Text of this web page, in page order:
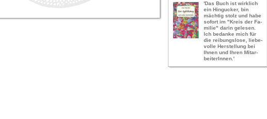
'Das Buch ist wirk­lich
ein Hin­gu­cker, bin
mäch­tig stolz und habe
so­fort im "Kreis der Fa­
mi­lie" darin ge­le­sen.
Ich be­dan­ke mich für
die rei­bungs­lo­se, lie­be­
vol­le Her­stel­lung bei
Ihnen und Ihren Mit­ar­
bei­te­rIn­nen.'